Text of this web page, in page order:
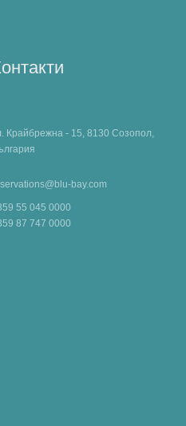
Крайбрежна - 15, 8130 Созопол,
bay.com
55 045 0000
87 747 0000